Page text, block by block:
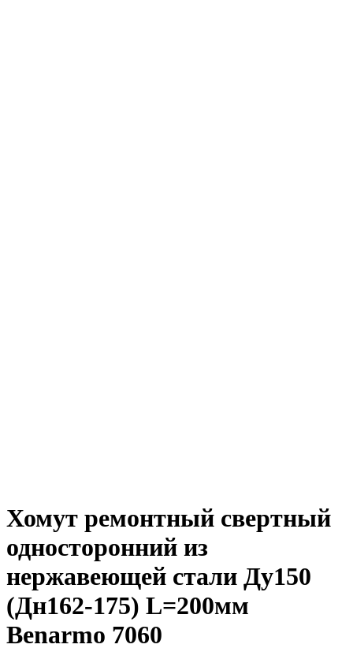
Хомут ремонтный свертный
односторонний из
нержавеющей стали Ду150
(Дн162-175) L=200мм
Benarmo 7060